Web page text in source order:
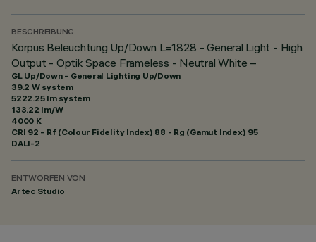
BESCHREIBUNG
Korpus Beleuchtung Up/Down L=1828 - General Light - High
Output - Optik Space Frameless - Neutral White –
GL Up/Down - General Lighting Up/Down
39.2 W system
5222.25 lm system
133.22 lm/W
4000 K
CRI 92 - Rf (Colour Fidelity Index) 88 - Rg (Gamut Index) 95
DALI-2
ENTWORFEN VON
Artec Studio